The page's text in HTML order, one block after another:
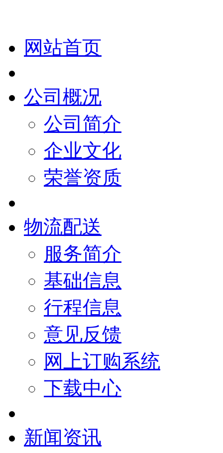
网站首页
公司概况
公司简介
企业文化
荣誉资质
物流配送
服务简介
基础信息
行程信息
意见反馈
网上订购系统
下载中心
新闻资讯